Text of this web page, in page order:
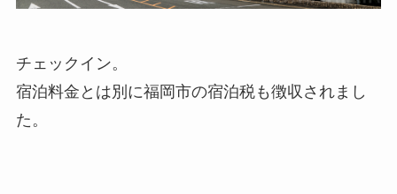
チェックイン。
宿泊料金とは別に福岡市の宿泊税も徴収されまし
た。